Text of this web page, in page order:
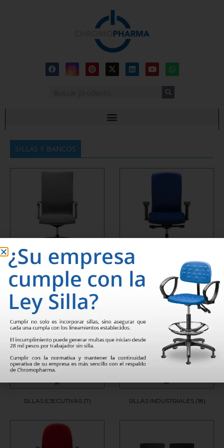
SILLAS Y BANCOS
SILLAS ALTA DIRECCIÓN(3) SILLAS DIRECTIVAS (13)
SILLAS EJECUTIVAS (7) SILLAS INDUSTRIALES (18)